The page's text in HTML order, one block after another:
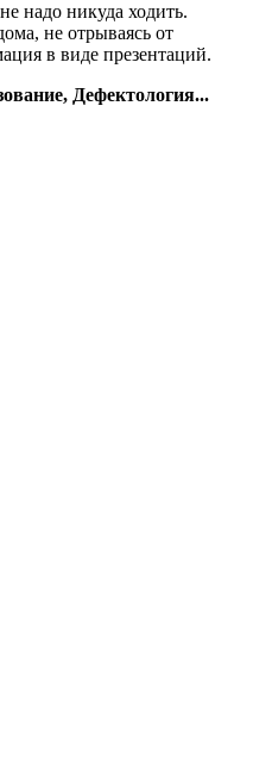
надо никуда ходить.
не отрываясь от
в виде презентаций.
Дефектология...